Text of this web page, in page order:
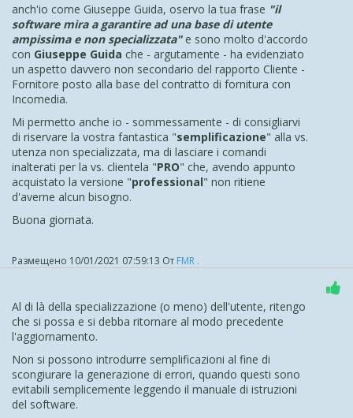
anch'io come Giuseppe Guida, oservo la tua frase "il
software mira a garantire ad una base di utente
ampissima e non specializzata"e sono molto d'accordo
con Giuseppe Guida che - argutamente - ha evidenziato
un aspetto davvero non secondario del rapporto Cliente -
Fornitore posto alla base del contratto di fornitura con
Incomedia.
Mi permetto anche io - sommessamente - di consigliarvi
di riservare la vostra fantastica "semplificazione" alla vs.
utenza non specializzata, ma di lasciare i comandi
inalterati per la vs. clientela "PRO" che, avendo appunto
acquistato la versione "professional" non ritiene
d'averne alcun bisogno.
Buona giornata.
Размещено 10/01/2021 07:59:13 От FMR .
Al di là della specializzazione (o meno) dell'utente, ritengo
che si possa e si debba ritornare al modo precedente
l'aggiornamento.
Non si possono introdurre semplificazioni al fine di
scongiurare la generazione di errori, quando questi sono
evitabili semplicemente leggendo il manuale di istruzioni
del software.